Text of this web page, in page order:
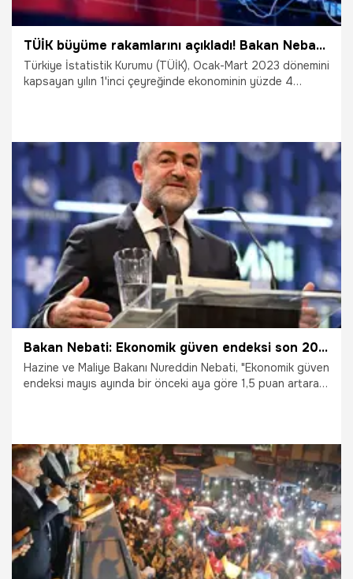
TÜİK büyüme rakamlarını açıkladı! Bakan Nebati: Türkiye en yüksek büyüyen ikinci ülke
Türkiye İstatistik Kurumu (TÜİK), Ocak-Mart 2023 dönemini
kapsayan yılın 1'inci çeyreğinde ekonominin yüzde 4
aynı dönemine göre reel yüzde 4,0 büyüme kaydetmiştir.
Böylece ülkemiz, verisi açıklanan AB ve OECD ülkeleri
arasında yılın ilk çeyreğinde yıllık bazda en yüksek büyüyen
ikinci ülke olmayı başarmıştır” dedi.
31.05.2023 Ekonomi
Bakan Nebati: Ekonomik güven endeksi son 20 ayın en yüksek seviyesine ulaştı
Hazine ve Maliye Bakanı Nureddin Nebati, "Ekonomik güven
endeksi mayıs ayında bir önceki aya göre 1,5 puan artarak
29.05.2023 Ekonomi